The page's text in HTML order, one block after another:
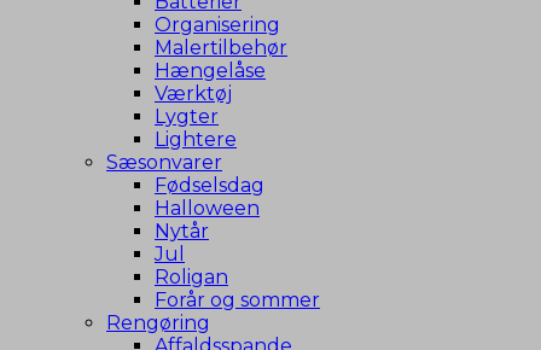
Organisering
Malertilbehør
Hængelåse
Værktøj
Lygter
Lightere
Sæsonvarer
Fødselsdag
Halloween
Nytår
Jul
Roligan
Forår og sommer
Rengøring
Affaldsspande